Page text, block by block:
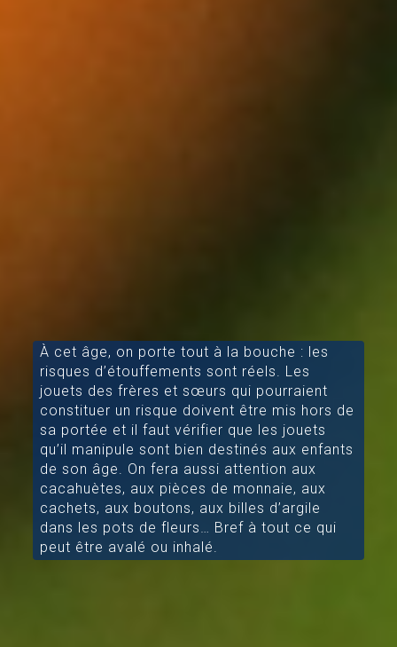
À cet âge, on porte tout à la bouche : les
risques d’étouffements sont réels. Les
jouets des frères et sœurs qui pourraient
constituer un risque doivent être mis hors de
sa portée et il faut vérifier que les jouets
qu’il manipule sont bien destinés aux enfants
de son âge. On fera aussi attention aux
cacahuètes, aux pièces de monnaie, aux
cachets, aux boutons, aux billes d’argile
dans les pots de fleurs… Bref à tout ce qui
peut être avalé ou inhalé.